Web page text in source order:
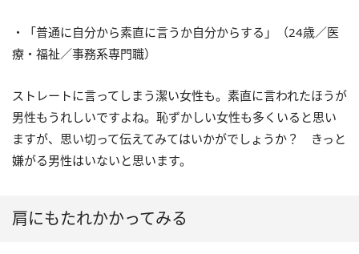
・「普通に自分から素直に言うか自分からする」（24歳／医
療・福祉／事務系専門職）
ストレートに言ってしまう潔い女性も。素直に言われたほうが
男性もうれしいですよね。恥ずかしい女性も多くいると思い
ますが、思い切って伝えてみてはいかがでしょうか？ きっと
嫌がる男性はいないと思います。
肩にもたれかかってみる